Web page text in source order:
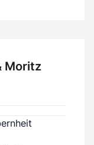
Moritz